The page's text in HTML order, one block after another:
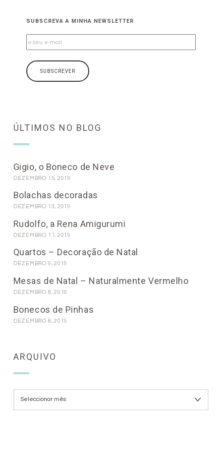
SUBSCREVA A MINHA NEWSLETTER
ÚLTIMOS NO BLOG
Gigio, o Boneco de Neve
DEZEMBRO 15, 2019
Bolachas decoradas
DEZEMBRO 13, 2019
Rudolfo, a Rena Amigurumi
DEZEMBRO 11, 2019
Quartos – Decoração de Natal
DEZEMBRO 9, 2019
Mesas de Natal – Naturalmente Vermelho
DEZEMBRO 8, 2019
Bonecos de Pinhas
DEZEMBRO 8, 2019
ARQUIVO